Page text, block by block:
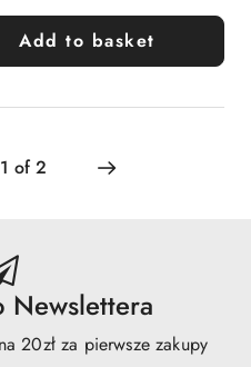
Add to basket
Newslettera
20zł za pierwsze zakupy